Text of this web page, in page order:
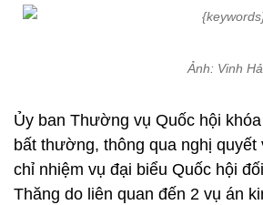
Ảnh: Vinh
Ủy ban Thường vụ Quốc hội
bất thường, thông qua nghị quyết
chỉ nhiệm vụ đại biểu Quốc hội
Thăng do liên quan đến 2 vụ án